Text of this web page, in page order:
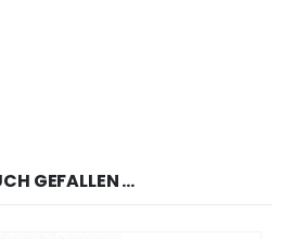
GEFALLEN …